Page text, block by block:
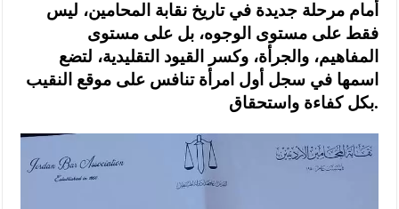
أمام مرحلة جديدة في تاريخ نقابة المحامين، ليس
فقط على مستوى الوجوه، بل على مستوى
المفاهيم، والجرأة، وكسر القيود التقليدية، لتضع
اسمها في سجل أول امرأة تنافس على موقع النقيب
بكل كفاءة واستحقاق.